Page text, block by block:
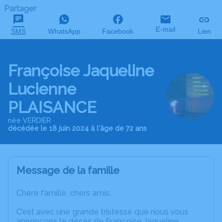
Partager
SMS WhatsApp Facebook E-mail Lien
Françoise Jaqueline
Lucienne
PLAISANCE
née VERDIER
décédée le 18 juin 2024 à l'âge de 72 ans
Message de la famille
Chère famille, chers amis,
C’est avec une grande tristesse que nous vous